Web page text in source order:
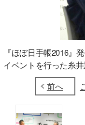
『ほぼ日手帳2016』
イベントを行った糸
前へ